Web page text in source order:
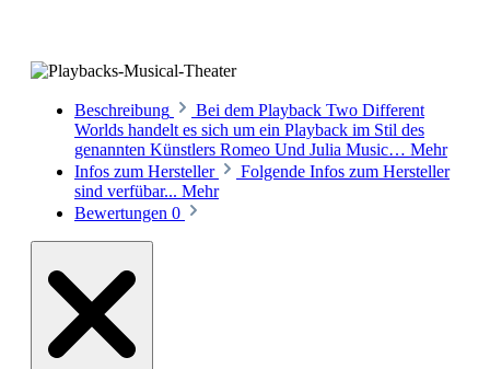
Beschreibung
Bei dem Playback Two Different
Worlds handelt es sich um ein Playback im Stil des
genannten Künstlers Romeo Und Julia Music… Mehr
Infos zum Hersteller
Folgende Infos zum Hersteller
sind verfübar... Mehr
Bewertungen 0